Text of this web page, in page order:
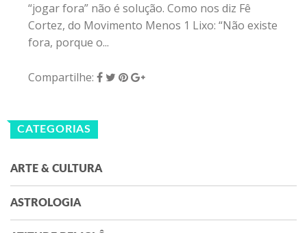
“jogar fora” não é solução. Como nos diz Fê
Cortez, do Movimento Menos 1 Lixo: “Não existe
fora, porque o...
Compartilhe:
CATEGORIAS
ARTE & CULTURA
ASTROLOGIA